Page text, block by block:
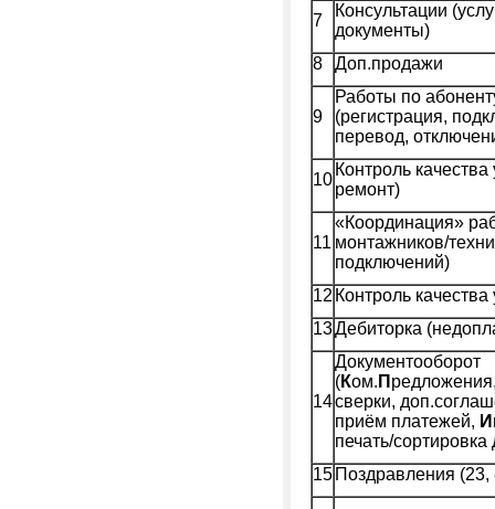
7
Консультации
документы)
8
Доп.продажи
9
Работы по
(регистрация,
перевод,
10
Контроль
ремонт)
11
«Координация»
монтажников/
подключений)
12 Контроль качества
13Дебиторка
14
Документооборот
(Ком. П
сверки,
приём платежей, И
печать/сортировка
15 Поздравления (23,